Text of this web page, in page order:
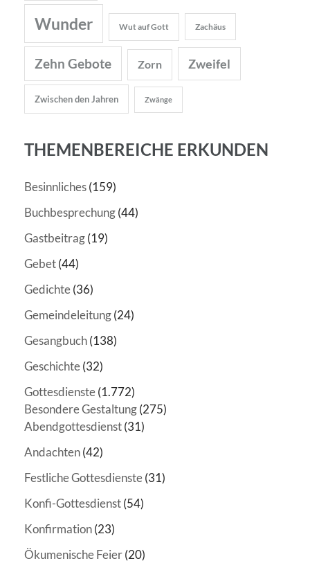
Wunder Wut auf Gott Zachäus
Zehn Gebote Zorn Zweifel
Zwischen den Jahren Zwänge
THEMENBEREICHE ERKUNDEN
Besinnliches(159)
Buchbesprechung(44)
Gastbeitrag(19)
Gebet(44)
Gedichte(36)
Gemeindeleitung(24)
Gesangbuch(138)
Geschichte(32)
Gottesdienste(1.772)
Besondere Gestaltung(275)
Abendgottesdienst(31)
Andachten(42)
Festliche Gottesdienste(31)
Konfi-Gottesdienst(54)
Konfirmation(23)
Ökumenische Feier(20)